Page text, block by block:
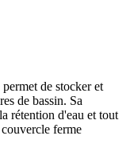
de stocker et
de bassin. Sa
rétention d'eau et tout
ferme